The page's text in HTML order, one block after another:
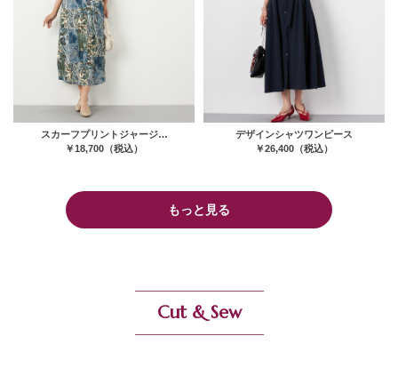
スカーフプリントジャージ…
￥18,700（税込）
デザインシャツワンピース
￥26,400（税込）
もっと見る
Cut & Sew